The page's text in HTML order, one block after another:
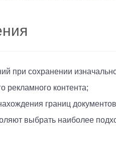
при сохранении
рекламного контента;
границ
выбрать наиболее